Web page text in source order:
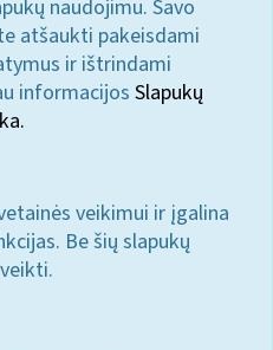
naudojimu. Savo
atšaukti pakeisdami
ir ištrindami
informacijos Slapukų
veikimui ir įgalina
Be šių slapukų